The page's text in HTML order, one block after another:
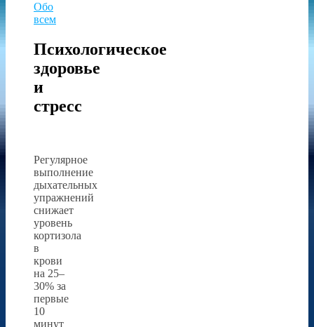
Обо
всем
Психологическое
здоровье
и
стресс
Регулярное
выполнение
дыхательных
упражнений
снижает
уровень
кортизола
в
крови
на 25–
30% за
первые
10
минут